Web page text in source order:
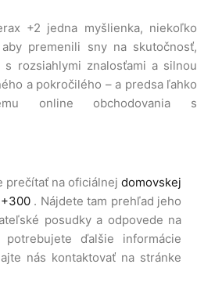
+2 jedna myšlienka, niekoľko
premenili sny na skutočnosť,
rozsiahlymi znalosťami a silnou
a pokročilého – a predsa ľahko
online obchodovania s
prečítať na oficiálnej domovskej
. Nájdete tam prehľad jeho
posudky a odpovede na
ďalšie informácie
nás kontaktovať na stránke